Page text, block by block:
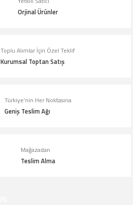
Gönder
Orjinal Ürünler
Toplu Alımlar İçin Özel Teklif
Kurumsal Toptan Satış
Türkiye’nin Her Noktasına
Geniş Teslim Ağı
Mağazadan
Teslim Alma